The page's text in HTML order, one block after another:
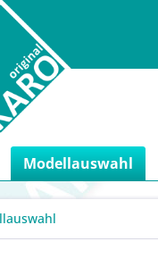
Modellauswahl